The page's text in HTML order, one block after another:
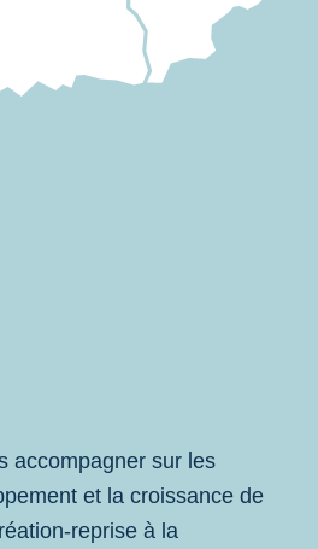
accompagner sur les
et la croissance de
reprise à la